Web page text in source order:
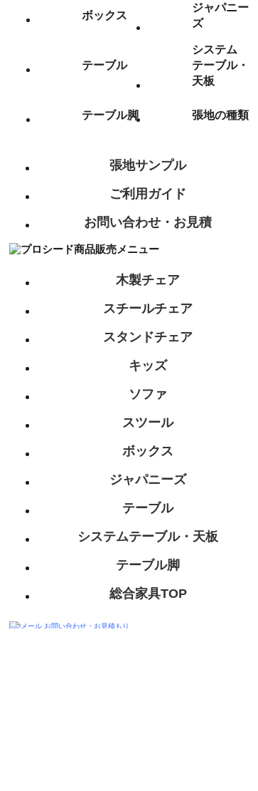
ボックス
ジャパニー
ズ
テーブル
システム
テーブル・
天板
テーブル脚 張地の種類
張地サンプル
ご利用ガイド
お問い合わせ・お見積
木製チェア
スチールチェア
スタンドチェア
キッズ
ソファ
スツール
ボックス
ジャパニーズ
テーブル
システムテーブル・天板
テーブル脚
総合家具TOP